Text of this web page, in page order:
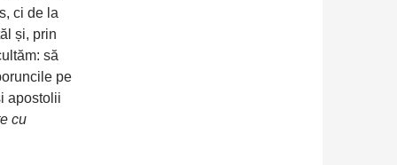
ci de la
și, prin
să
pe
apostolii
cu